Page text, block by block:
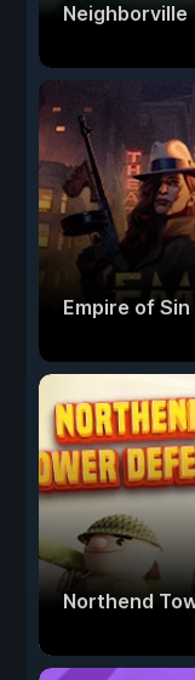
Neighborville
Empire of Sin
Northend